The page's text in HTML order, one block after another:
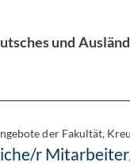
und
der Fakultät,
r